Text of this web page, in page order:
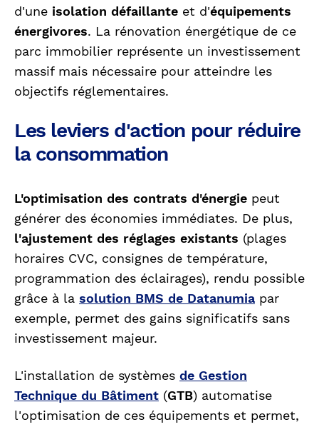
d'une isolation défaillante et d'équipements
énergivores. La rénovation énergétique de ce
parc immobilier représente un investissement
massif mais nécessaire pour atteindre les
objectifs réglementaires.
Les leviers d'action pour réduire
la consommation
L'optimisation des contrats d'énergie peut
générer des économies immédiates. De plus,
l'ajustement des réglages existants (plages
horaires CVC, consignes de température,
programmation des éclairages), rendu possible
grâce à la solution BMS de Datanumia par
exemple, permet des gains significatifs sans
investissement majeur.
L'installation de systèmes de Gestion
Technique du Bâtiment (GTB) automatise
l'optimisation de ces équipements et permet,